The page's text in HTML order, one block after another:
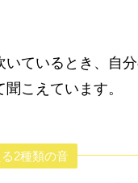
いているとき、自
こえています。
2種類の音